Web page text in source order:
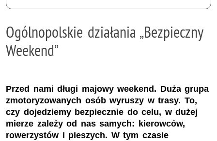
Ogólnopolskie działania „Bezpieczny
Weekend”
Przed nami długi majowy weekend. Duża grupa
zmotoryzowanych osób wyruszy w trasy. To,
czy dojedziemy bezpiecznie do celu, w dużej
mierze zależy od nas samych: kierowców,
rowerzystów i pieszych. W tym czasie